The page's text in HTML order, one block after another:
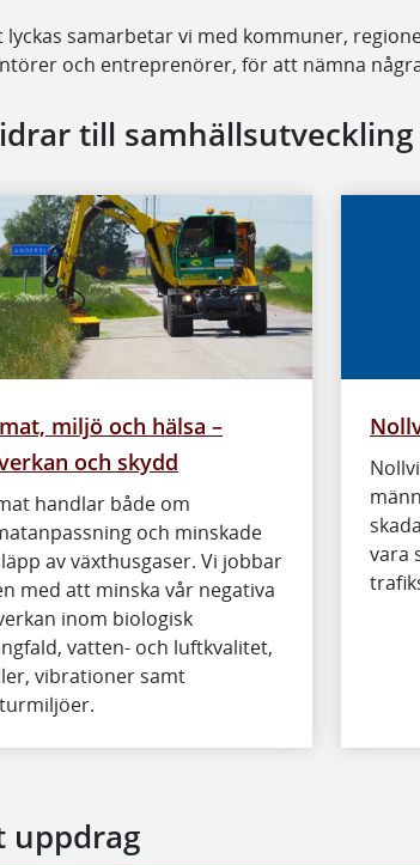
lyckas samarbetar vi med kommuner,
och entreprenörer, för att nämna
till samhällsutveckling
miljö och hälsa –
och skydd
handlar både om
och minskade
av växthusgaser. Vi jobbar
med att minska vår negativa
inom biologisk
vatten- och luftkvalitet,
vibrationer samt
vara
uppdrag